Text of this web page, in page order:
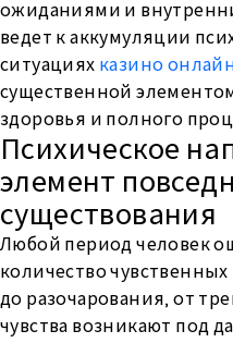
ожиданиями и
ведет к аккумуляции
ситуациях казино
существенной
здоровья и полного
Психическое
элемент
существования
Любой период человек
количество
до разочарования, от
чувства возникают под